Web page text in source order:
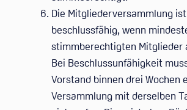
Die Mitgliederversammlung ist
beschlussfähig, wenn
stimmberechtigten Mitglieder
Bei Beschlussunfähigkeit
Vorstand binnen drei Wochen
Versammlung mit derselben